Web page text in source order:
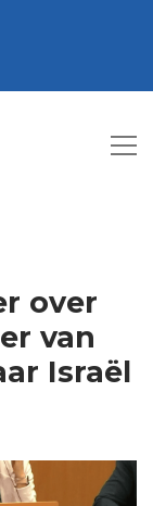
over
van
Israël